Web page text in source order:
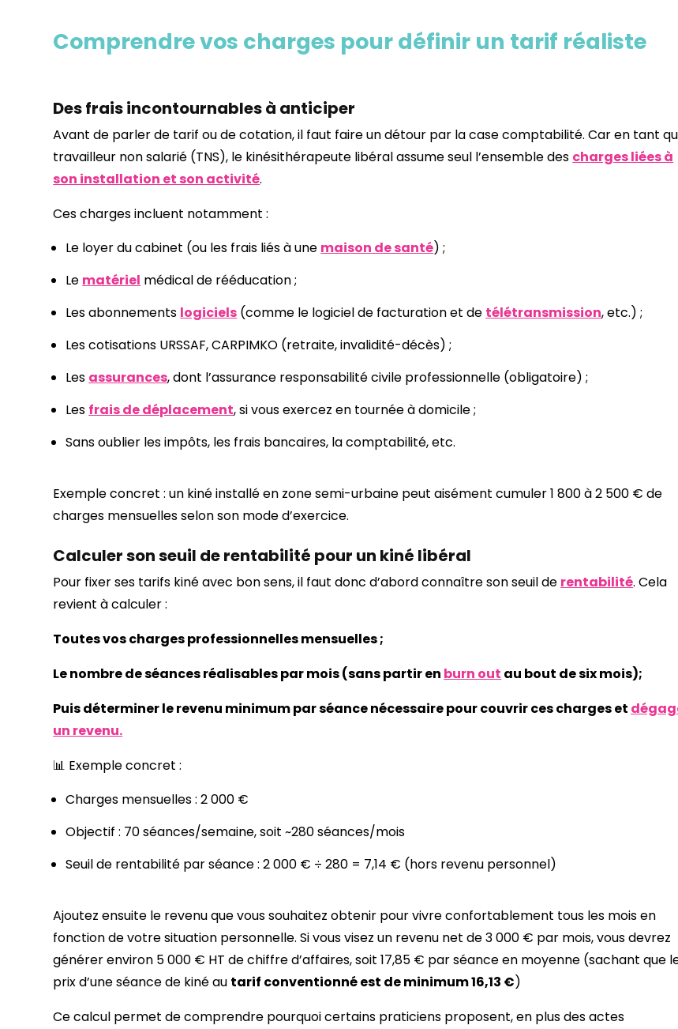
Comprendre vos charges pour définir un tarif réaliste
Des frais incontournables à anticiper
Avant de parler de tarif ou de cotation, il faut faire un détour par la case comptabilité. Car en tant
travailleur non salarié (TNS), le kinésithérapeute libéral assume seul l’ensemble des charges liées à
son installation et son activité.
Ces charges incluent notamment :
Le loyer du cabinet (ou les frais liés à une maison de santé) ;
Le matériel médical de rééducation ;
Les abonnements logiciels (comme le logiciel de facturation et de télétransmission, etc.) ;
Les cotisations URSSAF, CARPIMKO (retraite, invalidité-décès) ;
Les assurances, dont l’assurance responsabilité civile professionnelle (obligatoire) ;
Les frais de déplacement, si vous exercez en tournée à domicile ;
Sans oublier les impôts, les frais bancaires, la comptabilité, etc.
Exemple concret : un kiné installé en zone semi-urbaine peut aisément cumuler 1 800 à 2 500 € de
charges mensuelles selon son mode d’exercice.
Calculer son seuil de rentabilité pour un kiné libéral
Pour fixer ses tarifs kiné avec bon sens, il faut donc d’abord connaître son seuil de rentabilité. Cela
revient à calculer :
Toutes vos charges professionnelles mensuelles ;
Le nombre de séances réalisables par mois (sans partir en burn out au bout de six mois);
Puis déterminer le revenu minimum par séance nécessaire pour couvrir ces charges et
un revenu.
📊 Exemple concret :
Charges mensuelles : 2 000 €
Objectif : 70 séances/semaine, soit ~280 séances/mois
Seuil de rentabilité par séance : 2 000 € ÷ 280 = 7,14 € (hors revenu personnel)
Ajoutez ensuite le revenu que vous souhaitez obtenir pour vivre confortablement tous les mois en
fonction de votre situation personnelle. Si vous visez un revenu net de 3 000 € par mois, vous devrez
générer environ 5 000 € HT de chiffre d’affaires, soit 17,85 € par séance en moyenne (sachant que
prix d’une séance de kiné au tarif conventionné est de minimum 16,13 €)
Ce calcul permet de comprendre pourquoi certains praticiens proposent, en plus des actes